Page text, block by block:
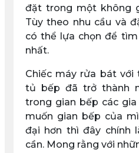
đặt trong một không
Tùy theo nhu cầu và
có thể lựa chọn để
nhất.
Chiếc máy rửa bát
tủ bếp đã trở thành
trong gian bếp các
muốn gian bếp của
đại hơn thì đây chính
cần. Mong rằng với